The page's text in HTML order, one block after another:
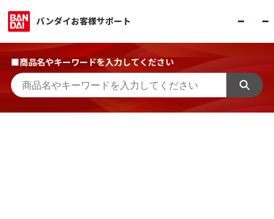
バンダイお客様サポート
■商品名やキーワードを入力してください